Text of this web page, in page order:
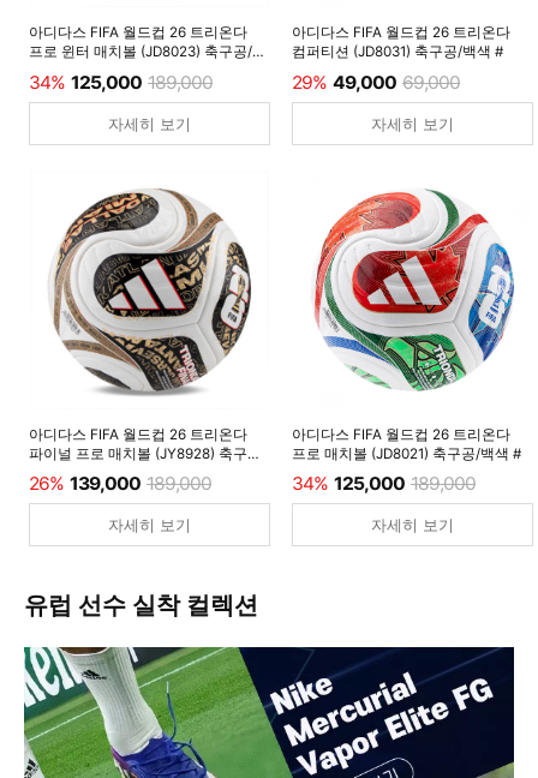
아디다스 FIFA 월드컵 26 트리온다
프로 윈터 매치볼 (JD8023) 축구공/
34% 125,000 189,000
자세히 보기
아디다스 FIFA 월드컵 26 트리온다
컴퍼티션 (JD8031) 축구공/백색 #
29% 49,000 69,000
자세히 보기
아디다스 FIFA 월드컵 26 트리온다
파이널 프로 매치볼 (JY8928) 축구공/
26% 139,000 189,000
자세히 보기
아디다스 FIFA 월드컵 26 트리온다
프로 매치볼 (JD8021) 축구공/백색 #
34% 125,000 189,000
자세히 보기
유럽 선수 실착 컬렉션